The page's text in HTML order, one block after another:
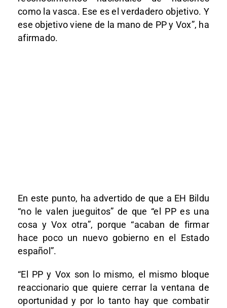
como la vasca. Ese es el verdadero objetivo. Y
ese objetivo viene de la mano de PP y Vox”, ha
afirmado.
En este punto, ha advertido de que a EH Bildu
“no le valen jueguitos” de que “el PP es una
cosa y Vox otra”, porque “acaban de firmar
hace poco un nuevo gobierno en el Estado
español”.
“El PP y Vox son lo mismo, el mismo bloque
reaccionario que quiere cerrar la ventana de
oportunidad y por lo tanto hay que combatir